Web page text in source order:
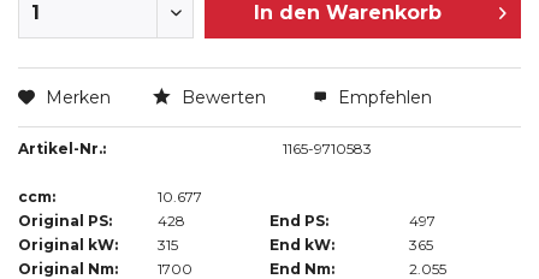
In den Warenkorb
Merken Bewerten Empfehlen
Artikel-Nr.: 1165-9710583
ccm:
10.677
Original PS:
428 End PS:
497
Original kW:
315 End kW:
365
Original Nm:
1700 End Nm:
2.055